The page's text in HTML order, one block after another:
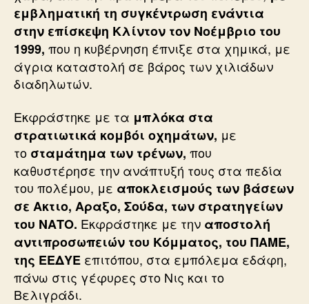
εμβληματική τη συγκέντρωση ενάντια
στην επίσκεψη Κλίντον τον Νοέμβριο του
1999, που η κυβέρνηση έπνιξε στα χημικά, με
άγρια καταστολή σε βάρος των χιλιάδων
διαδηλωτών.
Εκφράστηκε με τα μπλόκα στα
στρατιωτικά κομβόι οχημάτων, με
το σταμάτημα των τρένων, που
καθυστέρησε την ανάπτυξή τους στα πεδία
του πολέμου, με αποκλεισμούς των βάσεων
σε Ακτιο, Αραξο, Σούδα, των στρατηγείων
του ΝΑΤΟ. Εκφράστηκε με την αποστολή
αντιπροσωπειών του Κόμματος, του ΠΑΜΕ,
της ΕΕΔΥΕ επιτόπου, στα εμπόλεμα εδάφη,
πάνω στις γέφυρες στο Νις και το
Βελιγράδι.